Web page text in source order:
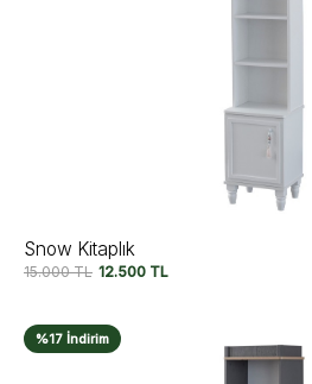
Snow Kitaplık
15.000TL 12.500 TL
%17 İndirim